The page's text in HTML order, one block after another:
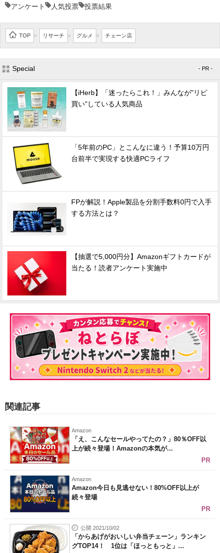
アンケート 人気投票 投票結果
TOP > リサーチ > グルメ > チェーン店
Special - PR -
【iHerb】「迷ったらこれ！」みんなが"リピ
買い"している人気商品
「5年前のPC」とこんなに違う！予算10万円
台前半で実現する快適PCライフ
FPが解説！Apple製品を分割手数料0円で入手
する方法とは？
【抽選で5,000円分】Amazonギフトカードが
当たる！読者アンケート実施中
関連記事
Amazon
「え、こんなセールやってたの？」80％OFF以
上が続々登場！Amazonの本気が...
PR
Amazon
Amazon今日も見逃せない！80%OFF以上が
続々登場
PR
公開 2021/10/02
「からあげがおいしい弁当チェーン」ランキン
グTOP14！ 1位は「ほっともっと」...